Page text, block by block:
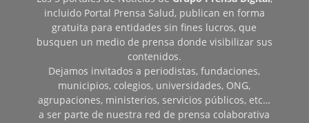
incluido Portal Prensa Salud, publican en forma
gratuita para entidades sin fines lucros, que
busquen un medio de prensa donde visibilizar sus
contenidos.
Dejamos invitados a periodistas, fundaciones,
municipios, colegios, universidades, ONG,
agrupaciones, ministerios, servicios públicos, etc…
a ser parte de nuestra red de prensa colaborativa